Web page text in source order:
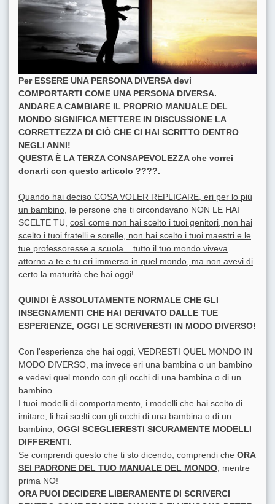
Per ESSERE UNA PERSONA DIVERSA devi
COMPORTARTI COME UNA PERSONA DIVERSA.
ANDARE A CAMBIARE IL PROPRIO MANUALE DEL
MONDO SIGNIFICA METTERE IN DISCUSSIONE LA
CORRETTEZZA DI CIÒ CHE CI HAI SCRITTO DENTRO
NEGLI ANNI!
QUESTA È LA TERZA CONSAPEVOLEZZA che vorrei
donarti con questo articolo ????.
Quando hai deciso COSA VOLER REPLICARE, eri per lo più
un bambino, le persone che ti circondavano NON LE HAI
SCELTE TU, così come non hai scelto i tuoi genitori, non hai
scelto i tuoi fratelli e sorelle, non hai scelto i tuoi maestri e le
tue professoresse a scuola....tutto il tuo mondo viveva
attorno a te e tu eri immerso in quel mondo, ma non avevi di
certo la maturità che hai oggi!
QUINDI È ASSOLUTAMENTE NORMALE CHE GLI
INSEGNAMENTI CHE HAI DERIVATO DALLE TUE
ESPERIENZE, OGGI LE SCRIVERESTI IN MODO DIVERSO!
Con l'esperienza che hai oggi, VEDRESTI QUEL MONDO IN
MODO DIVERSO, ma invece eri una bambina o un bambino
e vedevi quel mondo con gli occhi di una bambina o di un
bambino.
I tuoi modelli di comportamento, i modelli che hai scelto di
imitare, li hai scelti con gli occhi di una bambina o di un
bambino, OGGI SCEGLIERESTI SICURAMENTE MODELLI
DIFFERENTI.
Se comprendi questo che ti sto dicendo, comprendi che ORA
SEI PADRONE DEL TUO MANUALE DEL MONDO , mentre
prima NO!
ORA PUOI DECIDERE LIBERAMENTE DI SCRIVERCI